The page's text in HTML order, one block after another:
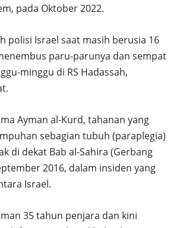
pada Oktober 2022.
polisi Israel saat masih berusia 16
paru-parunya dan sempat
minggu di RS Hadassah,
Ayman al-Kurd, tahanan yang
sebagian tubuh (paraplegia)
di dekat Bab al-Sahira (Gerbang
2016, dalam insiden yang
Israel.
35 tahun penjara dan kini